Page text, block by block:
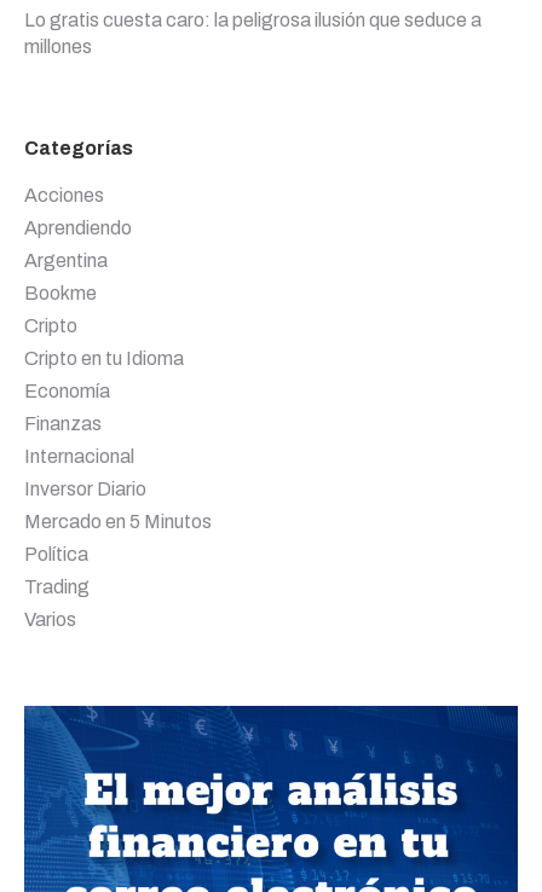
Lo gratis cuesta caro: la peligrosa ilusión que seduce a
millones
Categorías
Acciones
Aprendiendo
Argentina
Bookme
Cripto
Cripto en tu Idioma
Economía
Finanzas
Internacional
Inversor Diario
Mercado en 5 Minutos
Política
Trading
Varios